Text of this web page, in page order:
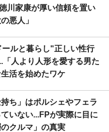
川家康が厚い信頼を置い
悪人」
ールと暮らし"正しい性行
「人より人形を愛する男た
活を始めたワケ
持ち」はポルシェやフェラ
いない...FPが実際に目に
クルマ」の真実